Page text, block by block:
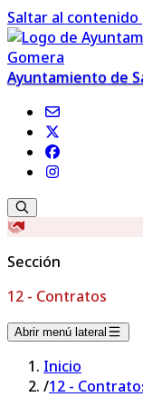
Saltar al contenido
Ayuntamiento de
Sección
12 - Contratos
Abrir menú lateral
Inicio
/12 -